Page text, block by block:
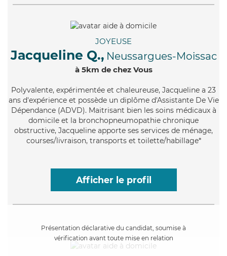
JOYEUSE
Jacqueline Q., Neussargues-Moissac
à 5km de chez Vous
Polyvalente, expérimentée et chaleureuse, Jacqueline a 23
ans d'expérience et possède un diplôme d'Assistante De Vie
Dépendance (ADVD). Maitrisant bien les soins médicaux à
domicile et la bronchopneumopathie chronique
obstructive, Jacqueline apporte ses services de ménage,
courses/livraison, transports et toilette/habillage*
Afficher le profil
Présentation déclarative du candidat, soumise à
vérification avant toute mise en relation